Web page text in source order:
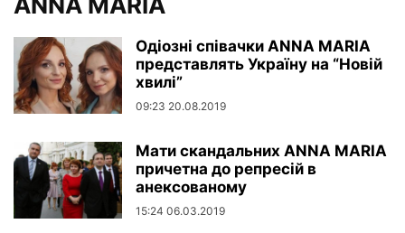
Одіозні співачки ANNA MARIA
представлять Україну на “Новій
хвилі”
09:23 20.08.2019
Мати скандальних ANNA MARIA
причетна до репресій в
анексованому
15:24 06.03.2019